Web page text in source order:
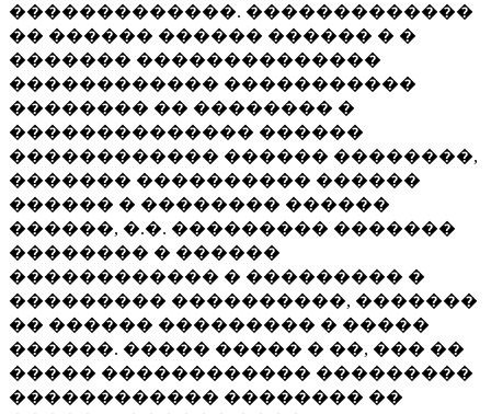
�������������. �������������
�� ������ ������ ������ � �
������� ��������������
������������ �����������
�������� �� �������� �
�������������� ������
������������ ������ ��������,
������� ���������� ������
������ � �������� ������
������, �.�. ��������� �������
�������� � ������
������������ � ��������� �
��������� ����������, �������
�� ������ ��������� � �����
������. ����� ����� � ��, ��� ��
����� ������������ ���������
������������ �������� ��